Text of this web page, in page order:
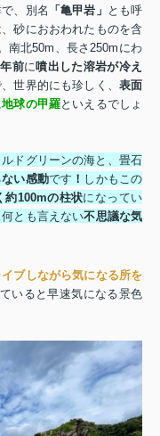
、別名 「亀甲岩」 とも呼
砂におおわれたものを含
南北50m 、長さ250m にわ
前に噴出した溶岩が冷え
世界的にも珍しく、 表面
地球の甲羅といえるでしょ
ドグリーンの海と、畳石
い感動です ！ しかもこの
約100mの柱状になってい
とも言えない不思議な気
ブしながら気になる所を
いると早速気になる景色